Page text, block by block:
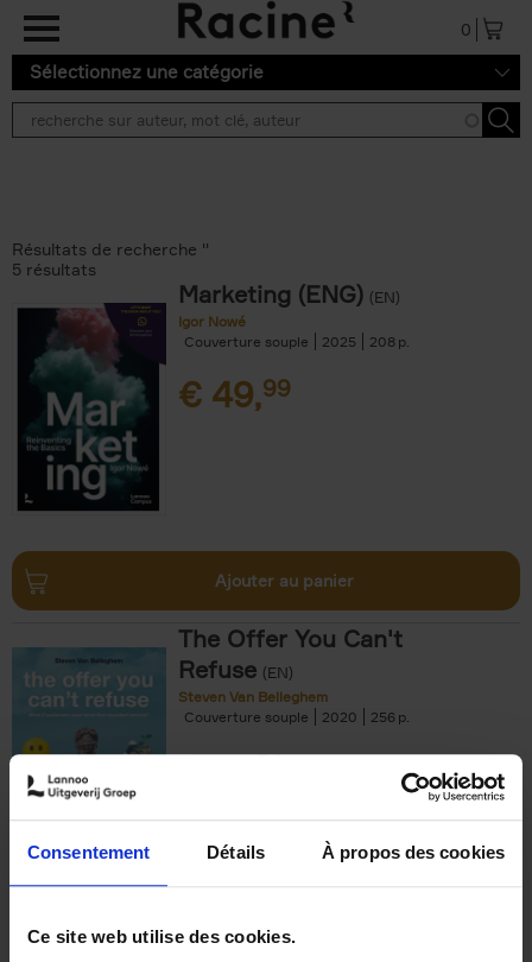
Consentement Détails À propos des cookies
Ce site web utilise des cookies.
Aller au contenu principal
0
Sélectionnez une catégorie
Résultats de recherche ''
5 résultats
Marketing (ENG) (EN)
Igor Nowé
Couverture souple
2025 208
€ 49,99
Ajouter au panier
The Offer You Can't
Refuse (EN)
Steven Van Belleghem
Couverture souple
2020 256
€37,50